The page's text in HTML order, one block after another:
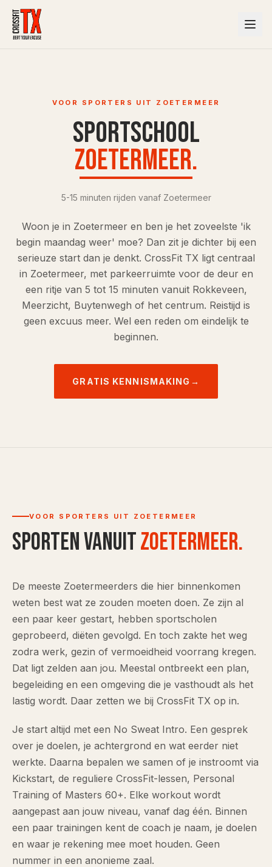
VOOR SPORTERS UIT ZOETERMEER
Sportschool
Zoetermeer.
5-15 minuten rijden vanaf Zoetermeer
Woon je in Zoetermeer en ben je het zoveelste 'ik
begin maandag weer' moe? Dan zit je dichter bij een
serieuze start dan je denkt. CrossFit TX ligt centraal
in Zoetermeer, met parkeerruimte voor de deur en
een ritje van 5 tot 15 minuten vanuit Rokkeveen,
Meerzicht, Buytenwegh of het centrum. Reistijd is
geen excuus meer. Wel een reden om eindelijk te
beginnen.
GRATIS KENNISMAKING →
VOOR SPORTERS UIT ZOETERMEER
Sporten vanuitZoetermeer.
De meeste Zoetermeerders die hier binnenkomen
weten best wat ze zouden moeten doen. Ze zijn al
een paar keer gestart, hebben sportscholen
geprobeerd, diëten gevolgd. En toch zakte het weg
zodra werk, gezin of vermoeidheid voorrang kregen.
Dat ligt zelden aan jou. Meestal ontbreekt een plan,
begeleiding en een omgeving die je vasthoudt als het
lastig wordt. Daar zetten we bij CrossFit TX op in.
Je start altijd met een No Sweat Intro. Een gesprek
over je doelen, je achtergrond en wat eerder niet
werkte. Daarna bepalen we samen of je instroomt via
Kickstart, de reguliere CrossFit-lessen, Personal
Training of Masters 60+. Elke workout wordt
aangepast aan jouw niveau, vanaf dag één. Binnen
een paar trainingen kent de coach je naam, je doelen
en waar je rekening mee moet houden. Geen
nummer in een anonieme zaal.